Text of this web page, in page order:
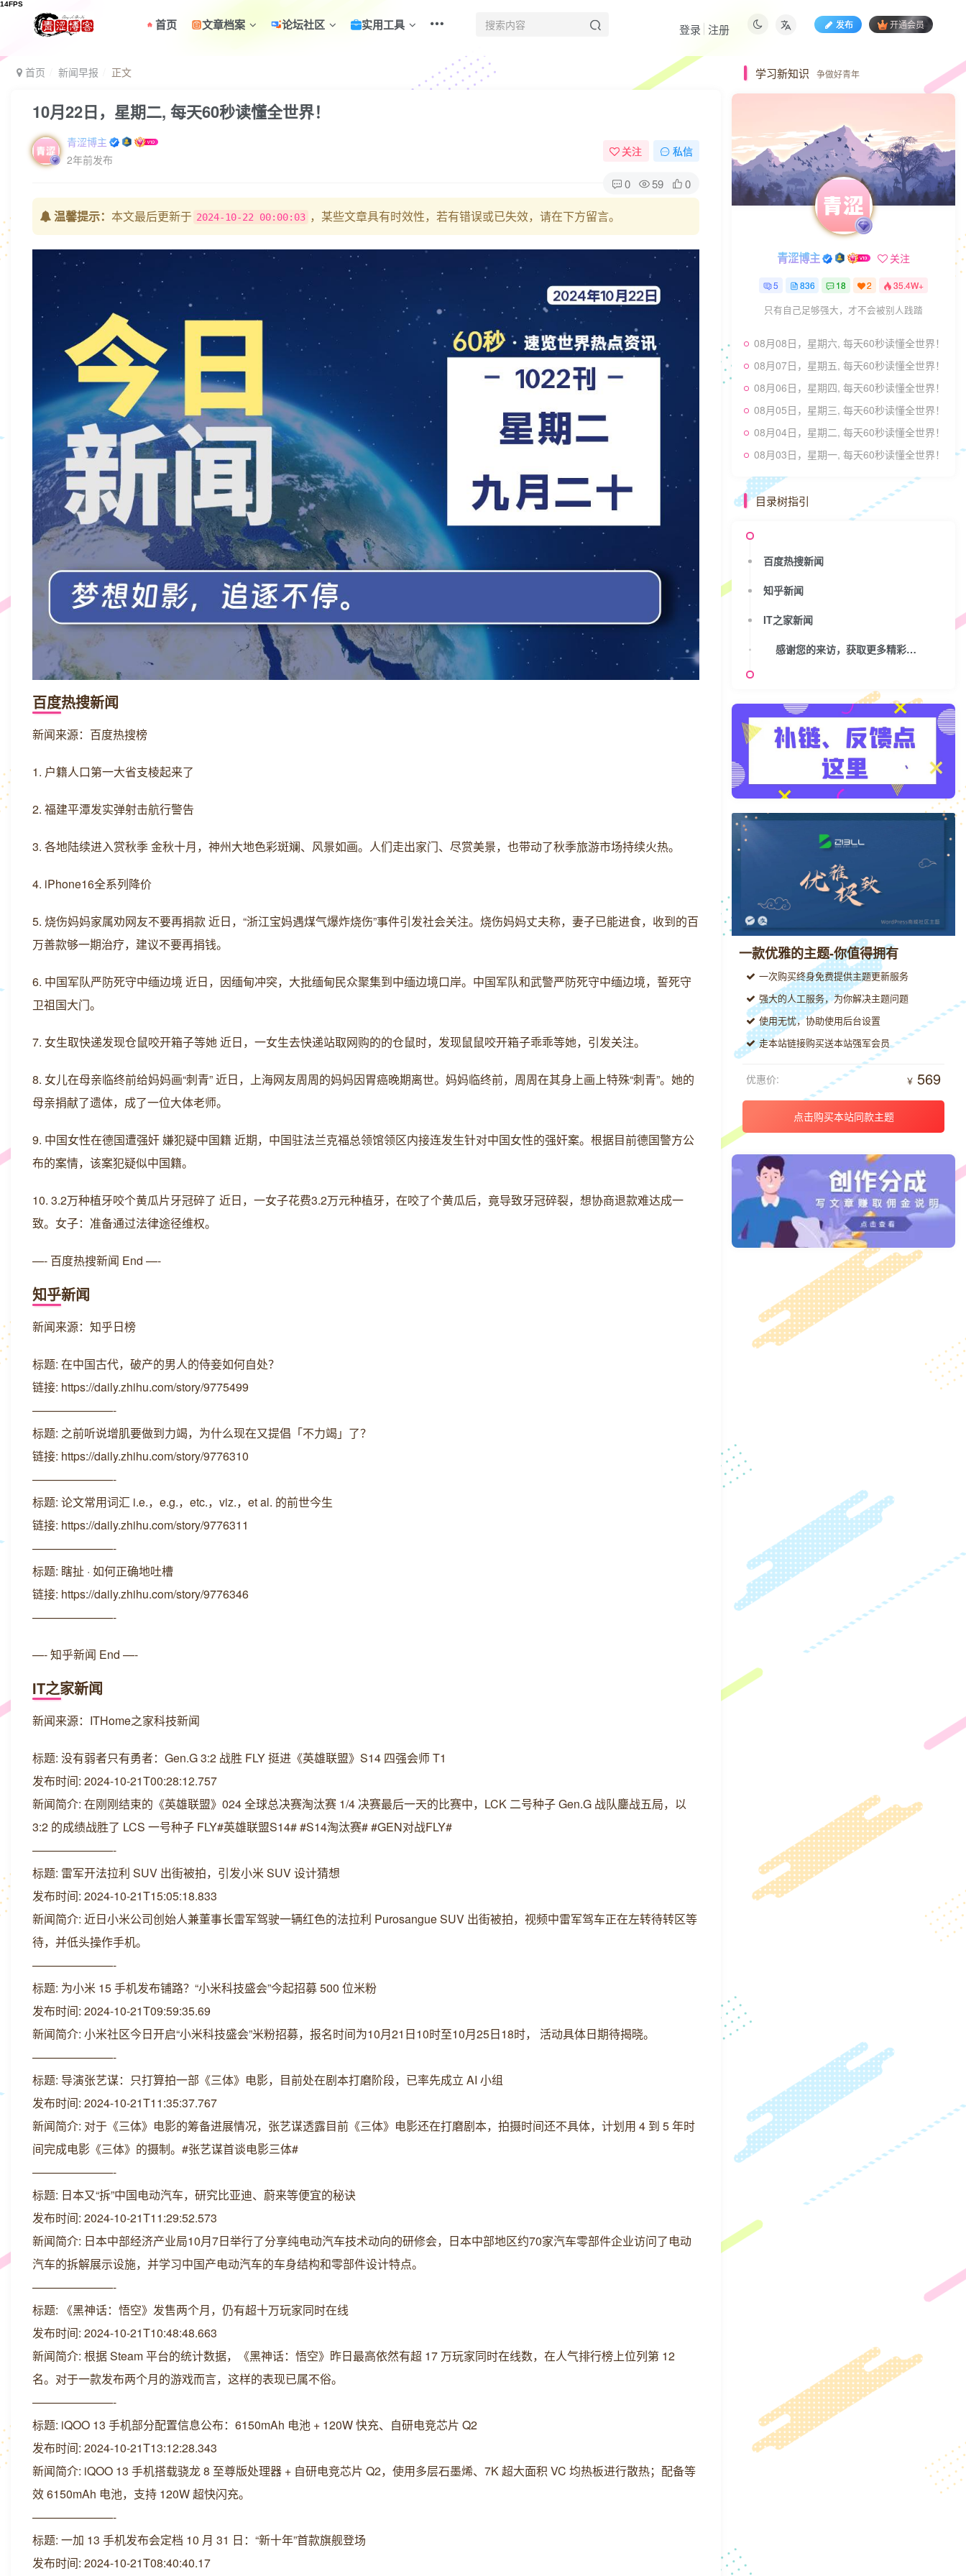
首页 文章档案 论坛社区 实用工具 发布 开通会员
登录 注册
首页 新闻早报 正文
10月22日，星期二, 每天60秒读懂全世界！
青涩博主
2年前发布
关注 私信
0 59 0
温馨提示： 本文最后更新于 2024-10-22 00:00:03 ，某些文章具有时效性，若有错误或已失效，请在下方留言。
百度热搜新闻
新闻来源：百度热搜榜
1. 户籍人口第一大省支棱起来了
2. 福建平潭发实弹射击航行警告
3. 各地陆续进入赏秋季 金秋十月，神州大地色彩斑斓、风景如画。人们走出家门、尽赏美景，也带动了秋季旅游市场持续火热。
4. iPhone16全系列降价
5. 烧伤妈妈家属劝网友不要再捐款 近日，“浙江宝妈遇煤气爆炸烧伤”事件引发社会关注。烧伤妈妈丈夫称，妻子已能进食，收到的百
万善款够一期治疗，建议不要再捐钱。
6. 中国军队严防死守中缅边境 近日，因缅甸冲突，大批缅甸民众聚集到中缅边境口岸。中国军队和武警严防死守中缅边境，誓死守
卫祖国大门。
7. 女生取快递发现仓鼠咬开箱子等她 近日，一女生去快递站取网购的的仓鼠时，发现鼠鼠咬开箱子乖乖等她，引发关注。
8. 女儿在母亲临终前给妈妈画“刺青” 近日，上海网友周周的妈妈因胃癌晚期离世。妈妈临终前，周周在其身上画上特殊“刺青”。她的
母亲捐献了遗体，成了一位大体老师。
9. 中国女性在德国遭强奸 嫌犯疑中国籍 近期，中国驻法兰克福总领馆领区内接连发生针对中国女性的强奸案。根据目前德国警方公
布的案情，该案犯疑似中国籍。
10. 3.2万种植牙咬个黄瓜片牙冠碎了 近日，一女子花费3.2万元种植牙，在咬了个黄瓜后，竟导致牙冠碎裂，想协商退款难达成一
致。女子：准备通过法律途径维权。
—- 百度热搜新闻 End —-
知乎新闻
新闻来源：知乎日榜
标题: 在中国古代，破产的男人的侍妾如何自处？
链接: https://daily.zhihu.com/story/9775499
———————-
标题: 之前听说增肌要做到力竭，为什么现在又提倡「不力竭」了？
链接: https://daily.zhihu.com/story/9776310
———————-
标题: 论文常用词汇 i.e.，e.g.，etc.，viz.，et al. 的前世今生
链接: https://daily.zhihu.com/story/9776311
———————-
标题: 瞎扯 · 如何正确地吐槽
链接: https://daily.zhihu.com/story/9776346
———————-
—- 知乎新闻 End —-
IT之家新闻
新闻来源：ITHome之家科技新闻
标题: 没有弱者只有勇者：Gen.G 3:2 战胜 FLY 挺进《英雄联盟》S14 四强会师 T1
发布时间: 2024-10-21T00:28:12.757
新闻简介: 在刚刚结束的《英雄联盟》024 全球总决赛淘汰赛 1/4 决赛最后一天的比赛中，LCK 二号种子 Gen.G 战队鏖战五局，以
3:2 的成绩战胜了 LCS 一号种子 FLY#英雄联盟S14# #S14淘汰赛# #GEN对战FLY#
———————-
标题: 雷军开法拉利 SUV 出街被拍，引发小米 SUV 设计猜想
发布时间: 2024-10-21T15:05:18.833
新闻简介: 近日小米公司创始人兼董事长雷军驾驶一辆红色的法拉利 Purosangue SUV 出街被拍，视频中雷军驾车正在左转待转区等
待，并低头操作手机。
———————-
标题: 为小米 15 手机发布铺路？“小米科技盛会”今起招募 500 位米粉
发布时间: 2024-10-21T09:59:35.69
新闻简介: 小米社区今日开启“小米科技盛会”米粉招募，报名时间为10月21日10时至10月25日18时， 活动具体日期待揭晓。
———————-
标题: 导演张艺谋：只打算拍一部《三体》电影，目前处在剧本打磨阶段，已率先成立 AI 小组
发布时间: 2024-10-21T11:35:37.767
新闻简介: 对于《三体》电影的筹备进展情况，张艺谋透露目前《三体》电影还在打磨剧本，拍摄时间还不具体，计划用 4 到 5 年时
间完成电影《三体》的摄制。#张艺谋首谈电影三体#
———————-
标题: 日本又“拆”中国电动汽车，研究比亚迪、蔚来等便宜的秘诀
发布时间: 2024-10-21T11:29:52.573
新闻简介: 日本中部经济产业局10月7日举行了分享纯电动汽车技术动向的研修会，日本中部地区约70家汽车零部件企业访问了电动
汽车的拆解展示设施，并学习中国产电动汽车的车身结构和零部件设计特点。
———————-
标题: 《黑神话：悟空》发售两个月，仍有超十万玩家同时在线
发布时间: 2024-10-21T10:48:48.663
新闻简介: 根据 Steam 平台的统计数据，《黑神话：悟空》昨日最高依然有超 17 万玩家同时在线数，在人气排行榜上位列第 12
名。对于一款发布两个月的游戏而言，这样的表现已属不俗。
———————-
标题: iQOO 13 手机部分配置信息公布：6150mAh 电池 + 120W 快充、自研电竞芯片 Q2
发布时间: 2024-10-21T13:12:28.343
新闻简介: iQOO 13 手机搭载骁龙 8 至尊版处理器 + 自研电竞芯片 Q2，使用多层石墨烯、7K 超大面积 VC 均热板进行散热；配备等
效 6150mAh 电池，支持 120W 超快闪充。
———————-
标题: 一加 13 手机发布会定档 10 月 31 日：“新十年”首款旗舰登场
发布时间: 2024-10-21T08:40:40.17
学习新知识 争做好青年
青涩博主 关注
5 836 18 2 35.4W+
只有自己足够强大，才不会被别人践踏
08月08日，星期六, 每天60秒读懂全世界！
08月07日，星期五, 每天60秒读懂全世界！
08月06日，星期四, 每天60秒读懂全世界！
08月05日，星期三, 每天60秒读懂全世界！
08月04日，星期二, 每天60秒读懂全世界！
08月03日，星期一, 每天60秒读懂全世界！
目录树指引
百度热搜新闻
知乎新闻
IT之家新闻
感谢您的来访，获取更多精彩文章请收藏本站。
一款优雅的主题-你值得拥有
一次购买终身免费提供主题更新服务
强大的人工服务，为你解决主题问题
使用无忧，协助使用后台设置
走本站链接购买送本站强军会员
￥ 569
优惠价:
点击购买本站同款主题